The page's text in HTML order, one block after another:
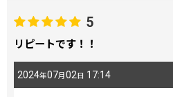
5
リピートです！！
2024年07月02日 17:14